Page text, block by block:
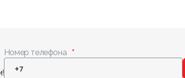
Номер телефона